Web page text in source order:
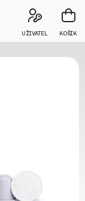
UŽIVATEL KOŠÍK